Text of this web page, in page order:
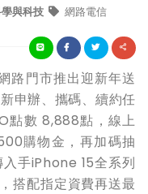
與科技 網路電信
門市推出迎新年送
申辦、攜碼、續約任
點數 8,888點，線上
購物金，再加碼抽
手iPhone 15全系列
搭配指定資費再送最